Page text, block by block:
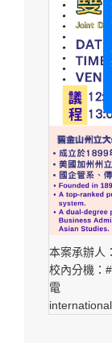
本案承辦人
校內分機：
電